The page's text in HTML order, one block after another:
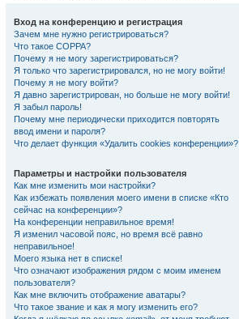
Вход на конференцию и регистрация
Зачем мне нужно регистрироваться?
Что такое COPPA?
Почему я не могу зарегистрироваться?
Я только что зарегистрировался, но не могу войти!
Почему я не могу войти?
Я давно зарегистрирован, но больше не могу войти!
Я забыл пароль!
Почему мне периодически приходится повторять
ввод имени и пароля?
Что делает функция «Удалить cookies конференции»?
Параметры и настройки пользователя
Как мне изменить мои настройки?
Как избежать появления моего имени в списке «Кто
сейчас на конференции»?
На конференции неправильное время!
Я изменил часовой пояс, но время всё равно
неправильное!
Моего языка нет в списке!
Что означают изображения рядом с моим именем
пользователя?
Как мне включить отображение аватары?
Что такое звание и как я могу изменить его?